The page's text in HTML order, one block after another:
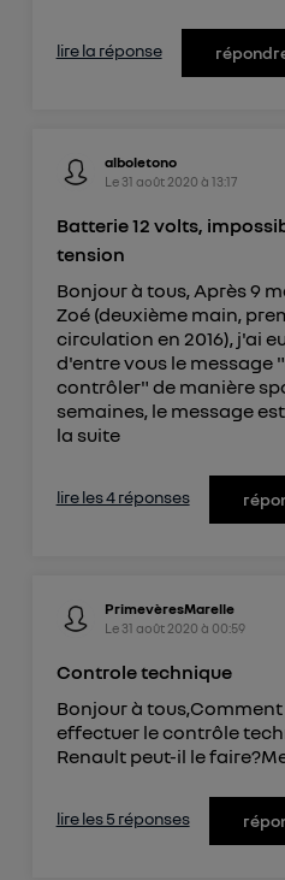
lire la réponse
alboletono
Le 31 août 2020 à 13:17
Batterie 12 volts,
tension
Bonjour à tous, Après 9
Zoé (deuxième main,
circulation en 2016), j'ai
d'entre vous le message
contrôler" de manière
semaines, le message
la suite
lire les 4 réponses
PrimevèresMarelle
Le 31 août 2020 à 00:59
Controle technique
Bonjour à
effectuer le contrôle
Renault peut-il le
lire les 5 réponses